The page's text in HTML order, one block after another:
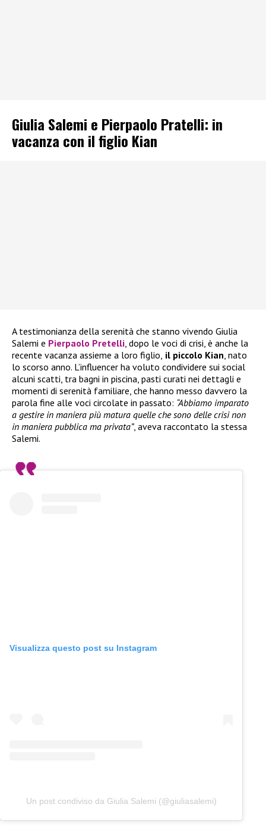
Giulia Salemi e Pierpaolo Pratelli: in
vacanza con il figlio Kian
A testimonianza della serenità che stanno vivendo Giulia
Salemi e Pierpaolo Pretelli, dopo le voci di crisi, è anche la
recente vacanza assieme a loro figlio, il piccolo Kian, nato
lo scorso anno. L’influencer ha voluto condividere sui social
alcuni scatti, tra bagni in piscina, pasti curati nei dettagli e
momenti di serenità familiare, che hanno messo davvero la
parola fine alle voci circolate in passato: “Abbiamo imparato
a gestire in maniera più matura quelle che sono delle crisi non
in maniera pubblica ma privata”, aveva raccontato la stessa
Salemi.
Visualizza questo post su Instagram
Un post condiviso da Giulia Salemi (@giuliasalemi)